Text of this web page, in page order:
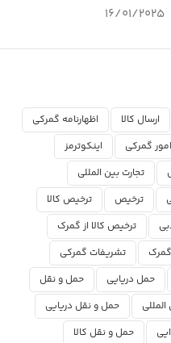
16/01/2025
ارسال کالا
اظهارنامه گمرکی
امور گمرکی
اینکوترمز
تجارت بین المللی
ترخیص
ترخیص کالا
ترخیص کالا از گمرک
تشریفات گمرکی
حمل دریایی
حمل و نقل
حمل و نقل دریایی
حمل و نقل کالا